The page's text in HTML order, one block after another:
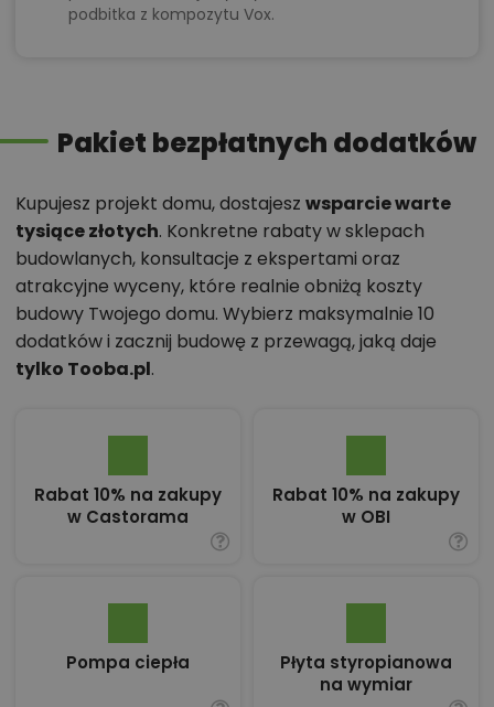
podbitka z kompozytu Vox.
Pakiet bezpłatnych dodatków
Kupujesz projekt domu, dostajesz wsparcie warte
tysiące złotych. Konkretne rabaty w sklepach
budowlanych, konsultacje z ekspertami oraz
atrakcyjne wyceny, które realnie obniżą koszty
budowy Twojego domu. Wybierz maksymalnie 10
dodatków i zacznij budowę z przewagą, jaką daje
tylko Tooba.pl.
Rabat 10% na zakupy
w Castorama
Rabat 10% na zakupy
w OBI
Pompa ciepła
Płyta styropianowa
na wymiar